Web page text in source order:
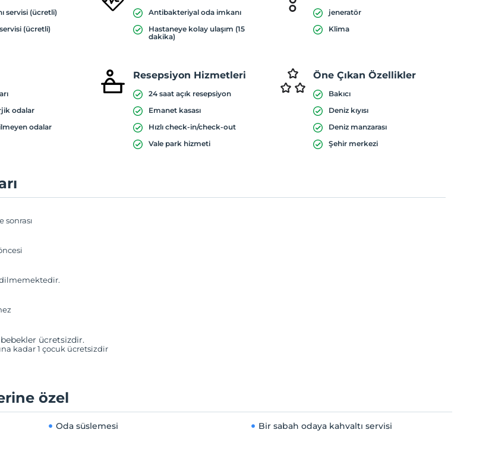
servisi (ücretli)
(ücretli)
Antibakteriyal oda imkanı
Hastaneye kolay ulaşım (15
dakika)
jeneratör
Klima
odalar
odalar
Resepsiyon Hizmetleri
24 saat açık resepsiyon
Emanet kasası
Hızlı check-in/check-out
Vale park hizmeti
Öne Çıkan Özellikler
Bakıcı
Deniz kıyısı
Deniz manzarası
Şehir merkezi
sonrası
ücretsizdir.
kadar 1 çocuk ücretsizdir
özel
Oda süslemesi Bir sabah odaya kahvaltı servisi